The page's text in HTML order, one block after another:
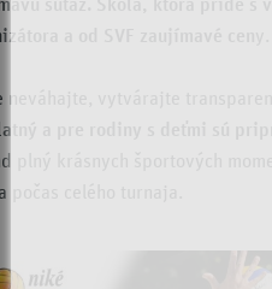
súťaž. Škola, ktorá príde s
a od SVF zaujímavé cen
neváhajte, vytvárajte
a pre rodiny s deťmi sú
plný krásnych športových
počas celého turnaja.